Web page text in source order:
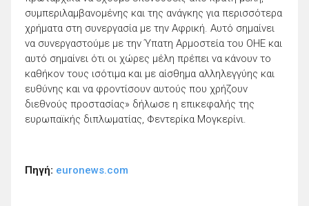
συμπεριλαμβανομένης και της ανάγκης για περισσότερα
χρήματα στη συνεργασία με την Αφρική. Αυτό σημαίνει
να συνεργαστούμε με την Ύπατη Αρμοστεία του ΟΗΕ και
αυτό σημαίνει ότι οι χώρες μέλη πρέπει να κάνουν το
καθήκον τους ισότιμα και με αίσθημα αλληλεγγύης και
ευθύνης και να φροντίσουν αυτούς που χρήζουν
διεθνούς προστασίας» δήλωσε η επικεφαλής της
ευρωπαϊκής διπλωματίας, Φεντερίκα Μογκερίνι.
Πηγή: euronews.com